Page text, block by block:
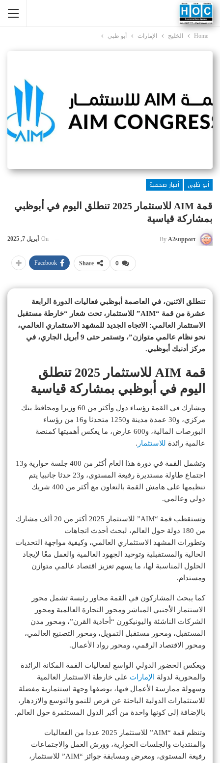
Home الخليج الإمارات أبو ظبي
أبو ظبي
أخبار صحفية
قمة AIM للاستثمار 2025 تنطلق اليوم في أبوظبي
بمشاركة قياسية
By A2support
On أبريل 7, 2025
0
Share
Facebook
تنطلق الاثنين، في العاصمة أبوظبي فعاليات الدورة الرابعة
عشرة من قمة “AIM” للاستثمار، تحت شعار “خارطة مستقبل
الاستثمار العالمي: الاتجاه الجديد للمشهد الاستثماري العالمي،
نحو نظام عالمي متوازن”، وتستمر حتى 9 أبريل الجاري، في
مركز أدنيك أبوظبي.
قمة AIM للاستثمار 2025 تنطلق
اليوم في أبوظبي بمشاركة قياسية
ويشارك في القمة رؤساء دول وأكثر من 60 وزيرا ومحافظ بنك
مركزي، و30 عمدة مدينة و1250 متحدثا و16 من رؤساء
البورصات المالية، و600 عارض، ما يعكس أهميتها كمنصة
عالمية رائدة للاستثمار .
وتشمل القمة في دورة هذا العام أكثر من 400 جلسة حوارية و13
اجتماع طاولة مستديرة رفيعة المستوى، و23 حدثا جانبيا يتم
تنظيمها على هامش القمة بالتعاون مع أكثر من 400 شريك
دولي وعالمي.
وتستقطب قمة “AIM” للاستثمار 2025 أكثر من 20 ألف مشارك
من 180 دولة حول العالم، لبحث أحدث اتجاهات
وتطورات المشهد الاستثماري العالمي، وكيفية مواجهة التحديات
الحالية والمستقبلية وتوحيد الجهود العالمية والعمل معًا لإيجاد
الحلول المناسبة لها، ما يسهم تعزيز اقتصاد عالمي متوازن
ومستدام.
كما يبحث المشاركون في القمة محاور رئيسة تشمل محور
الاستثمار الأجنبي المباشر ومحور التجارة العالمية ومحور
الشركات الناشئة واليونيكورن “أحادية القرن”، ومحور مدن
المستقبل، ومحور مستقبل التمويل، ومحور التصنيع العالمي،
ومحور الاقتصاد الرقمي، ومحور رواد الأعمال.
ويعكس الحضور الدولي الواسع لفعاليات القمة المكانة الرائدة
والمحورية لدولة
الإمارات على خارطة الاستثمار العالمية
وسهولة ممارسة الأعمال فيها، بوصفها وجهة استثمارية مفضلة
للاستثمارات الدولية الباحثة عن فرص للنمو والتوسع والازدهار،
بالإضافة إلى كونها واحدة من أكبر الدول المستثمرة حول العالم.
وتنظم قمة “AIM” للاستثمار 2025 عددا من الفعاليات
والمنتديات والجلسات الحوارية، وورش العمل والاجتماعات
رفيعة المستوى، ومعرض ومسابقة جوائز “AIM” للاستثمار،